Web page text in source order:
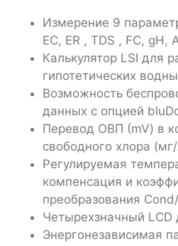
Измерение 9
EС, ER , TDS , FC, gH,
Калькулятор LSI для
гипотетических
Возможность
данных с опцией
Перевод ОВП (mV) в
свободного хлора
Регулируемая
компенсация и
преобразования
Четырехзначный LCD
Энергонезависимая